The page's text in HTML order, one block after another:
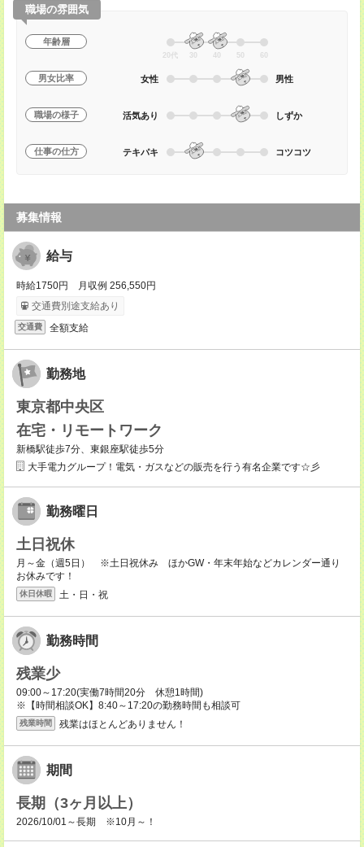
職場の雰囲気
年齢層
20代 30 40 50 60
男女比率 女性 男性
職場の様子 活気あり しずか
仕事の仕方 テキパキ コツコツ
募集情報
給与
時給1750円 月収例 256,550円
交通費別途支給あり
交通費 全額支給
勤務地
東京都中央区
在宅・リモートワーク
新橋駅徒歩7分、東銀座駅徒歩5分
大手電力グループ！電気・ガスなどの販売を行う有名企業です☆彡
勤務曜日
土日祝休
月～金（週5日） ※土日祝休み ほかGW・年末年始などカレンダー通り
お休みです！
休日休暇 土・日・祝
勤務時間
残業少
09:00～17:20(実働7時間20分 休憩1時間)
※【時間相談OK】8:40～17:20の勤務時間も相談可
残業時間 残業はほとんどありません！
期間
長期（3ヶ月以上）
2026/10/01～長期 ※10月～！